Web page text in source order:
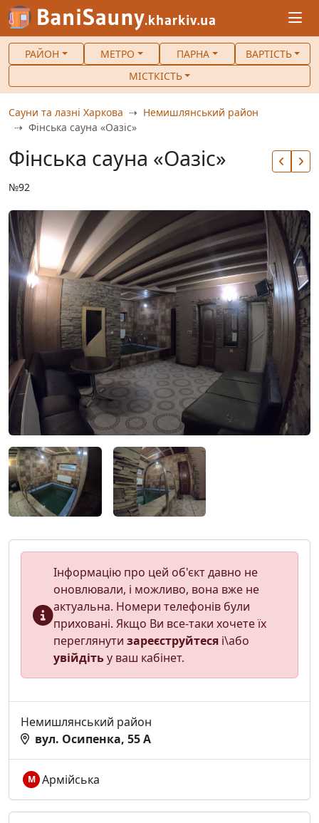
РАЙОН МЕТРО ПАРНА
ВАРТІСТЬ
МІСТКІСТЬ
Сауни та лазні Харкова
Немишлянський район
Фінська сауна «Оазіс»
Фінська сауна «Оазіс»
№92
Інформацію про цей об'єкт давно не
оновлювали, і можливо, вона вже не
актуальна. Номери телефонів були
приховані. Якщо Ви все-таки хочете їх
переглянути зареєструйтеся і\або
увійдітьу ваш кабінет.
Немишлянський район
вул. Осипенка, 55 А
М Армійська